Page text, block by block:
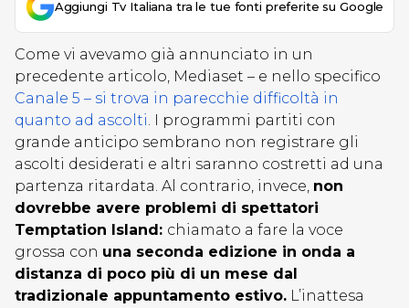
Aggiungi Tv Italiana tra le tue fonti preferite su Google
Come vi avevamo già annunciato in un
precedente articolo, Mediaset – e nello specifico
Canale 5 – si trova in parecchie difficoltà in
quanto ad ascolti. I programmi partiti con
grande anticipo sembrano non registrare gli
ascolti desiderati e altri saranno costretti ad una
partenza ritardata. Al contrario, invece, non
dovrebbe avere problemi di spettatori
Temptation Island: chiamato a fare la voce
grossa con una seconda edizione in onda a
distanza di poco più di un mese dal
tradizionale appuntamento estivo. L’inattesa